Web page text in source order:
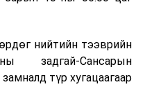
Өмнөд Солонгос
технологийг ашиглаж
шатаах үйлдвэрээс
авах технологи
төвлөрсөн лаг
дулаан, цахилгаан
нийтийн тээврийн
задгай-Сансарын
түр хугацаагаар